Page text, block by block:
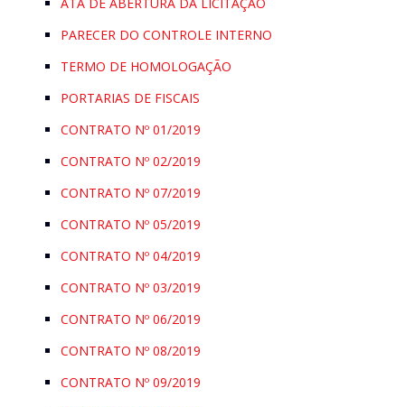
PARECER DO CONTROLE INTERNO
TERMO DE HOMOLOGAÇÃO
PORTARIAS DE FISCAIS
CONTRATO Nº 01/2019
CONTRATO Nº 02/2019
CONTRATO Nº 07/2019
CONTRATO Nº 05/2019
CONTRATO Nº 04/2019
CONTRATO Nº 03/2019
CONTRATO Nº 06/2019
CONTRATO Nº 08/2019
CONTRATO Nº 09/2019